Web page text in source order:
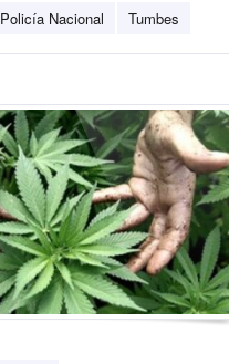
Policía Nacional Tumbes